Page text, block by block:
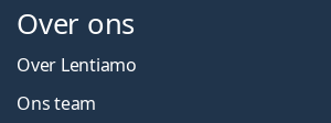
Over ons
Over Lentiamo
Ons team